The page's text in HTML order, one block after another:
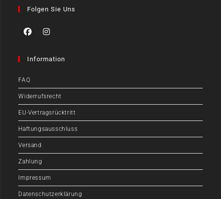
Folgen Sie Uns
Information
FAQ
Widerrufsrecht
EU-Vertragsrücktritt
Haftungsausschluss
Versand
Zahlung
Impressum
Datenschutzerklärung